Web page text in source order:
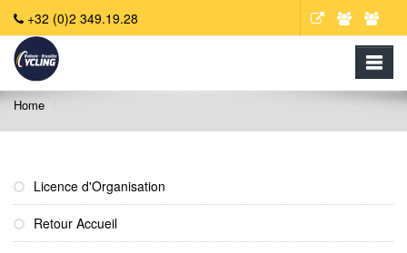
+32 (0)2 349.19.28
Home
Licence d'Organisation
Retour Accueil